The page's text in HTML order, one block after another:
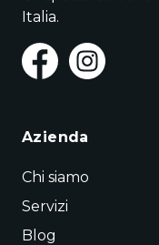
Italia.
Azienda
Chi siamo
Servizi
Blog